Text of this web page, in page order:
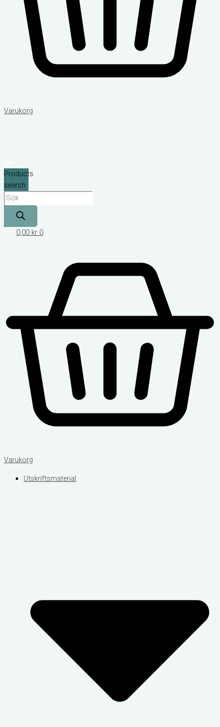
Varukorg
Products
search
0,00 kr 0
Varukorg
Utskriftsmaterial